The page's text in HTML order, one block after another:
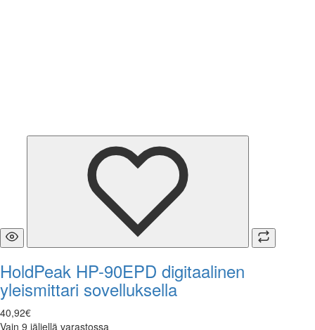
HoldPeak HP-90EPD digitaalinen
yleismittari sovelluksella
40,92€
Vain 9 jäljellä varastossa